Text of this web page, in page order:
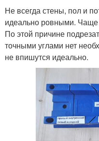
Не всегда стены, пол и
идеально ровными. Чаще
По этой причине
точными углами нет
не впишутся идеально.